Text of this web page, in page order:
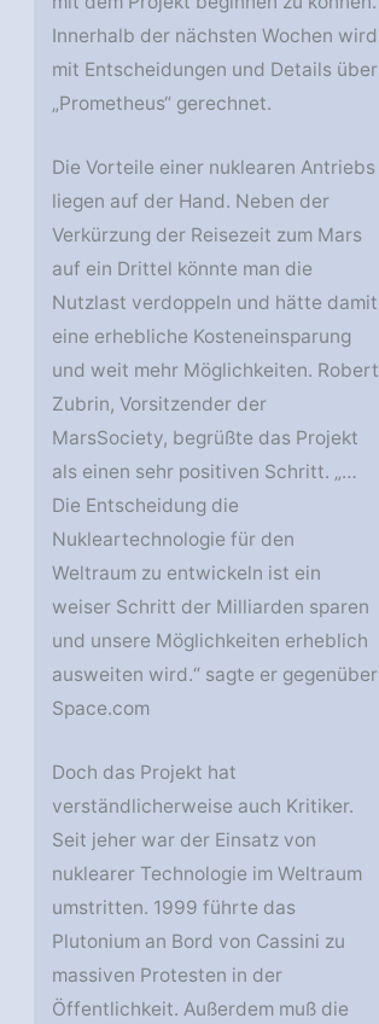
Innerhalb der nächsten Wochen wird
mit Entscheidungen und Details über
„Prometheus“ gerechnet.
Die Vorteile einer nuklearen Antriebs
liegen auf der Hand. Neben der
Verkürzung der Reisezeit zum Mars
auf ein Drittel könnte man die
Nutzlast verdoppeln und hätte damit
eine erhebliche Kosteneinsparung
und weit mehr Möglichkeiten. Robert
Zubrin, Vorsitzender der
MarsSociety, begrüßte das Projekt
als einen sehr positiven Schritt. „…
Die Entscheidung die
Nukleartechnologie für den
Weltraum zu entwickeln ist ein
weiser Schritt der Milliarden sparen
und unsere Möglichkeiten erheblich
ausweiten wird.“ sagte er gegenüber
Space.com
Doch das Projekt hat
verständlicherweise auch Kritiker.
Seit jeher war der Einsatz von
nuklearer Technologie im Weltraum
umstritten. 1999 führte das
Plutonium an Bord von Cassini zu
massiven Protesten in der
Öffentlichkeit. Außerdem muß die